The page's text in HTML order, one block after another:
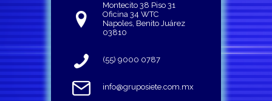
Montecito 38 Piso 31
Oficina 34 WTC
Napoles, Benito Juárez
03810
(55) 9000 0787
info@gruposiete.com.mx